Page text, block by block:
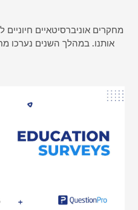
מחקרים אוניברסיטאיים
אותנו. במהלך השנים נערכו